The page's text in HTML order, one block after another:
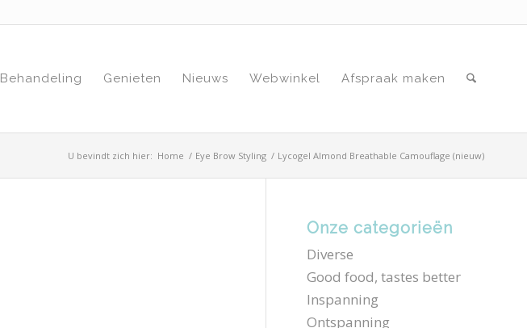
Behandeling Genieten Nieuws Webwinkel Afspraak maken
U bevindt zich hier: Home / Eye Brow Styling / Lycogel Almond Breathable Camouflage (nieuw)
Onze categorieën
Diverse
Good food, tastes better
Inspanning
Ontspanning